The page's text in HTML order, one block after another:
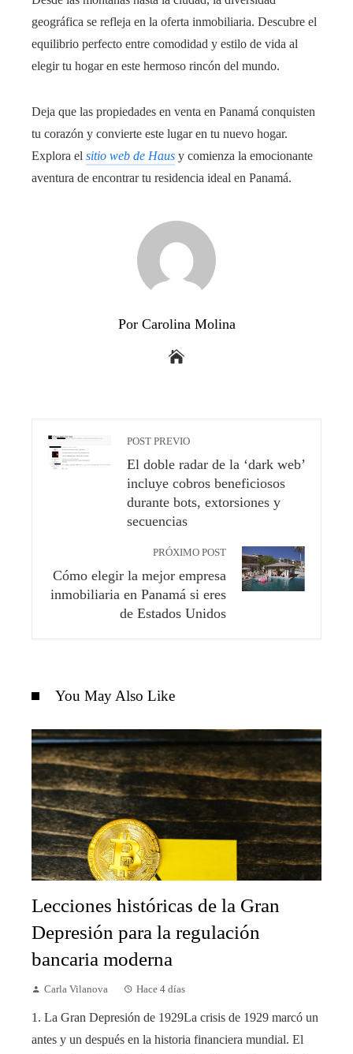
geográfica se refleja en la oferta inmobiliaria. Descubre el
equilibrio perfecto entre comodidad y estilo de vida al
elegir tu hogar en este hermoso rincón del mundo.
Deja que las propiedades en venta en Panamá conquisten
tu corazón y convierte este lugar en tu nuevo hogar.
Explora el sitio web de Haus y comienza la emocionante
aventura de encontrar tu residencia ideal en Panamá.
Por Carolina Molina
POST PREVIO
El doble radar de la ‘dark web’
incluye cobros beneficiosos
durante bots, extorsiones y
secuencias
PRÓXIMO POST
Cómo elegir la mejor empresa
inmobiliaria en Panamá si eres
de Estados Unidos
You May Also Like
Lecciones históricas de la Gran
Depresión para la regulación
bancaria moderna
Carla Vilanova Hace 4 días
1. La Gran Depresión de 1929La crisis de 1929 marcó un
antes y un después en la historia financiera mundial. El